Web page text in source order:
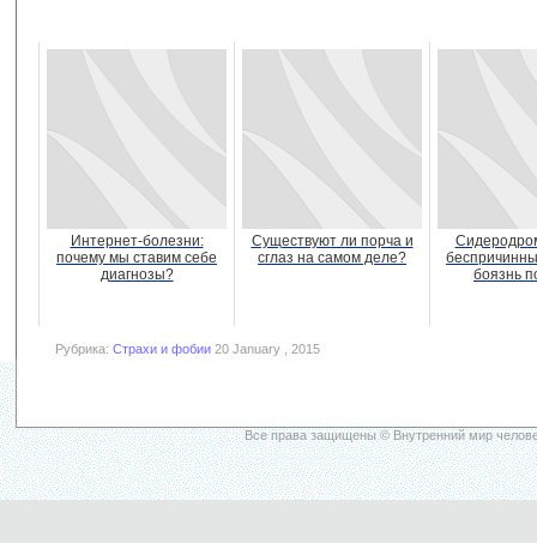
Интернет-болезни:
почему мы ставим себе
диагнозы?
Существуют ли порча и
сглаз на самом деле?
боязнь
Рубрика: Страхи и фобии 20 January , 2015
Все права защищены © Внутренний мир